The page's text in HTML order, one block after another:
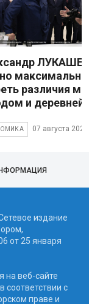
максимально
различия
и деревней
07 августа 2026
издание
от 25 января
на веб-сайте
соответствии с
праве и